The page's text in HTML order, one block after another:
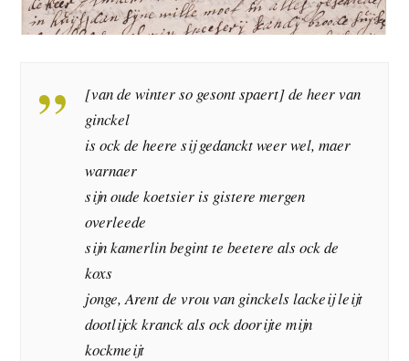
[van de winter so gesont spaert] de heer van
ginckel
is ock de heere sij gedanckt weer wel, maer
warnaer
sijn oude koetsier is gistere mergen
overleede
sijn kamerlin begint te beetere als ock de
koxs
jonge, Arent de vrou van ginckels lackeij leijt
dootlijck kranck als ock doorijte mijn
kockmeijt